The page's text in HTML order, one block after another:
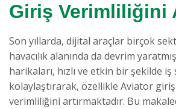
Giriş Verimliliğini
Son yıllarda, dijital araçlar birçok
havacılık alanında da devrim
harikaları, hızlı ve etkin bir şekilde
kolaylaştırarak, özellikle Aviator
verimliliğini artırmaktadır. Bu